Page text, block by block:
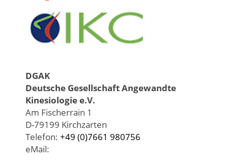
DGAK
Deutsche Gesellschaft Angewandte
Kinesiologie e.V.
Am Fischerrain 1
D-79199 Kirchzarten
Telefon: +49 (0)7661 980756
eMail: